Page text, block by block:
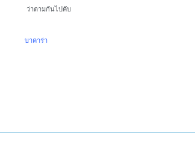
ว่าตามกันไปคับ
บาคาร่า